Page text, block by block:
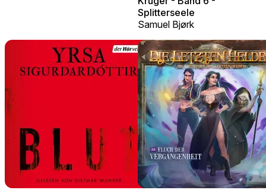
Splitterseele
Samuel Bjørk